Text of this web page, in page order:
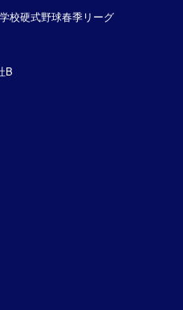
校硬式野球春季リーグ
B